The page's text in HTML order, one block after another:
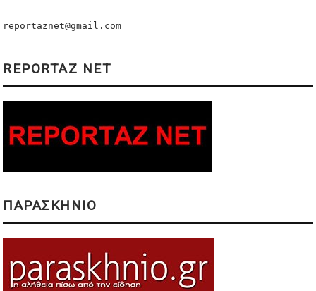
reportaznet@gmail.com
REPORTAZ NET
ΠΑΡΑΣΚΗΝΙΟ